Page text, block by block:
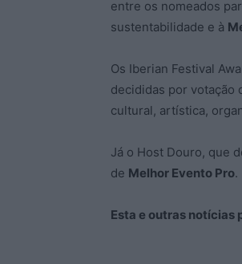
entre os nomeados
sustentabilidade e à
Os Iberian Festival
decididas por votação
cultural, artística,
Já o Host Douro, que
de Melhor Evento Pro.
Esta e outras notícias